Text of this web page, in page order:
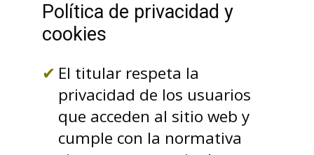
Política de privacidad y
cookies
El titular respeta la
privacidad de los usuarios
que acceden al sitio web y
cumple con la normativa